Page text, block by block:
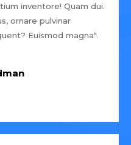
inventore! Quam dui.
ornare pulvinar
Euismod magna".